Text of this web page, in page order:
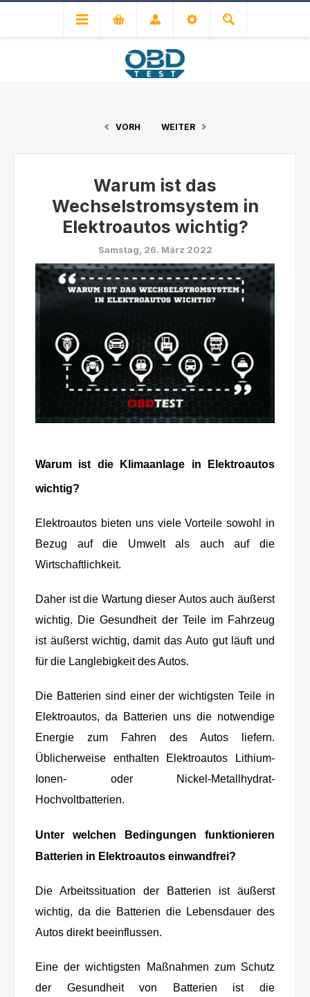
VORH WEITER
Warum ist das
Wechselstromsystem in
Elektroautos wichtig?
Samstag, 26. März 2022
Warum ist die Klimaanlage in Elektroautos
wichtig?
Elektroautos bieten uns viele Vorteile sowohl in
Bezug auf die Umwelt als auch auf die
Wirtschaftlichkeit.
Daher ist die Wartung dieser Autos auch äußerst
wichtig. Die Gesundheit der Teile im Fahrzeug
ist äußerst wichtig, damit das Auto gut läuft und
für die Langlebigkeit des Autos.
Die Batterien sind einer der wichtigsten Teile in
Elektroautos, da Batterien uns die notwendige
Energie zum Fahren des Autos liefern.
Üblicherweise enthalten Elektroautos Lithium-
Ionen- oder Nickel-Metallhydrat-
Hochvoltbatterien.
Unter welchen Bedingungen funktionieren
Batterien in Elektroautos einwandfrei?
Die Arbeitssituation der Batterien ist äußerst
wichtig, da die Batterien die Lebensdauer des
Autos direkt beeinflussen.
Eine der wichtigsten Maßnahmen zum Schutz
der Gesundheit von Batterien ist die